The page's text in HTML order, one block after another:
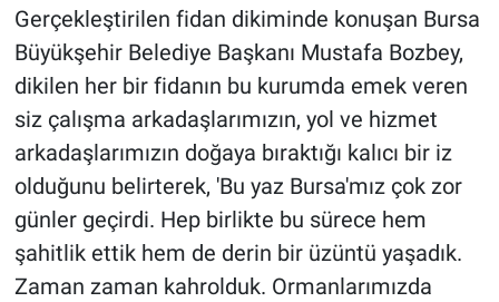
Gerçekleştirilen fidan dikiminde konuşan Bursa
Büyükşehir Belediye Başkanı Mustafa Bozbey,
dikilen her bir fidanın bu kurumda emek veren
siz çalışma arkadaşlarımızın, yol ve hizmet
arkadaşlarımızın doğaya bıraktığı kalıcı bir iz
olduğunu belirterek, 'Bu yaz Bursa'mız çok zor
günler geçirdi. Hep birlikte bu sürece hem
şahitlik ettik hem de derin bir üzüntü yaşadık.
Zaman zaman kahrolduk. Ormanlarımızda